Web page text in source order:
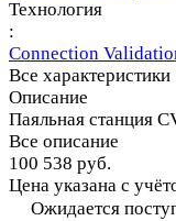
Технология
:
Connection
Все характеристики
Описание
Паяльная станция
Все описание
100 538 руб.
Цена указана с
Ожидается